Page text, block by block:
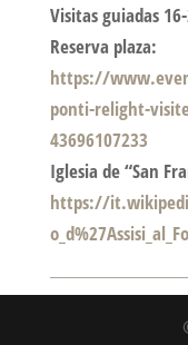
Visitas guiadas
Reserva plaza:
https://
ponti-relight-
43696107233
Iglesia de “San
https://